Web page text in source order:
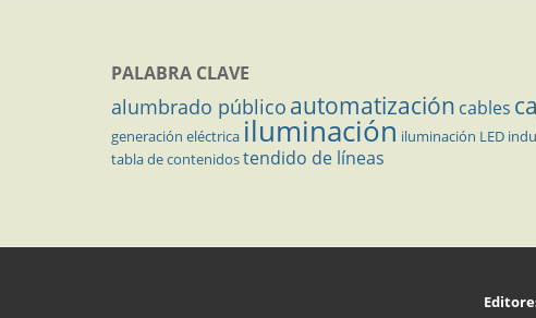
PALABRA CLAVE
alumbrado público automatización cables
generación eléctrica iluminación iluminación LED
tabla de contenidostendido de líneas